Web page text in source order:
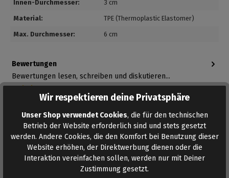
Innen-Durchmesser: 3 cm
Material: TPE (Thermoplastic Elastomer)
Max. Durchmesser: 6 cm
Bewertungen
Bewertungen lesen, schreiben und diskutieren...
Mehr lesen
Wir respektieren deine Privatsphäre
Unser Shop verwendet Cookies, die für den technischen
Betrieb der Website erforderlich sind und stets gesetzt
werden. Andere Cookies, die den Komfort bei Benutzung dieser
Website erhöhen, der Direktwerbung dienen oder die
Interaktion vereinfachen sollen, werden nur mit Deiner
Zustimmung gesetzt.